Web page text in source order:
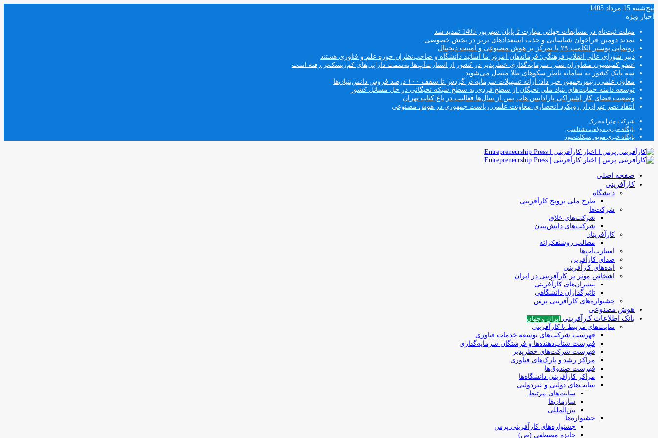
پنج‌شنبه 15 مرداد 1405
اخبار ویژه
مهلت ثبت‌نام در مسابقات جهانی مهارت تا پایان شهریور 1405 تمدید شد
تمدید دومین فراخوان شناسایی و جذب استعدادهای برتر در بخش خصوصی
رونمایی پوستر الکامپ ۲۹ با تمرکز بر هوش مصنوعی و امنیت دیجیتال
دبیر شورای عالی انقلاب فرهنگی: فرماندهان امروز ما اساتید دانشگاه و صاحب‌نظران حوزه علم و فناوری هستند
عضو کمیسیون مشاوران نصر: سرمایه‌گذاری خطرپذیر در کشور از استارت‌آپ‌ها به‌سمت دارایی‌های کم‌ریسک‌تر رفته است
سه بانک کشور به سامانه ناظر سکوهای طلا متصل می‌شوند
معاون علمی رئیس‌جمهور خبر داد: ارائه تسهیلات سرمایه در گردش تا سقف ۱۰۰ درصد فروش دانش‌بنیان‌ها
توسعه دامنه حمایت‌های بنیاد ملی نخبگان از سطح فردی به سطح شبکه نخبگانی در حل مسائل کشور
وضعیت فضای کار اشتراکی پارادایس هاب پس از سال‌ها فعالیت در باغ کتاب تهران
انتقاد نصر تهران از رویکرد انحصاری معاونت علمی ریاست جمهوری در هوش مصنوعی
شرکت چترا محرک
پایگاه خبری موفقیت‌شناسی
پایگاه خبری موتورسیکلت‌نیوز
صفحه اصلی
کارآفرینی
دانشگاه
طرح ملی ترویج کارآفرینی
شرکت‌ها
شرکت‌های خلاق
شرکت‌های دانش‌بنیان
کارآفرینان
مطالب روشنفکرانه
استارت‌آپ‌ها
صدای کارآفرین
ایده‌های کارآفرینی
اشخاص موثر بر کارآفرینی در ایران
پیشران‌های کارآفرینی
تاثیرگذاران دانشگاهی
جشنواره‌های کارآفرینی‌ پرس
هوش مصنوعی
بانک اطلاعات کارآفرینی
ایران و جهان
سایت‌های مرتبط با کارآفرینی
فهرست شرکت‌های‌‌ توسعه‌ خدمات فناوری
فهرست شتاب‌دهنده‌ها‌ و فرشتگان‌ سرمایه‌گذاری
فهرست شرکت‌های خطرپذیر
مراکز رشد و پارک‌های فناوری
فهرست صندوق‌ها
مراکز کارآفرینی دانشگاه‌ها
سایت‌های دولتی و غیردولتی
سایت‌های مرتبط
سازمان‌ها
بین‌المللی
جشنواره‌ها
جشنواره‌های کارآفرینی‌ پرس
جایزه مصطفی (ص)